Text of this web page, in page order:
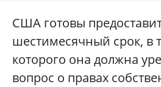
США готовы
шестимесячный срок, в
которого она должна
вопрос о правах